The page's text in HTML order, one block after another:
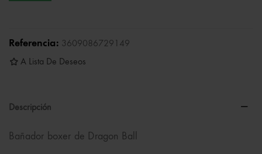
Referencia: 3609086729149
A Lista De Deseos
Descripción
Bañador boxer de Dragon Ball